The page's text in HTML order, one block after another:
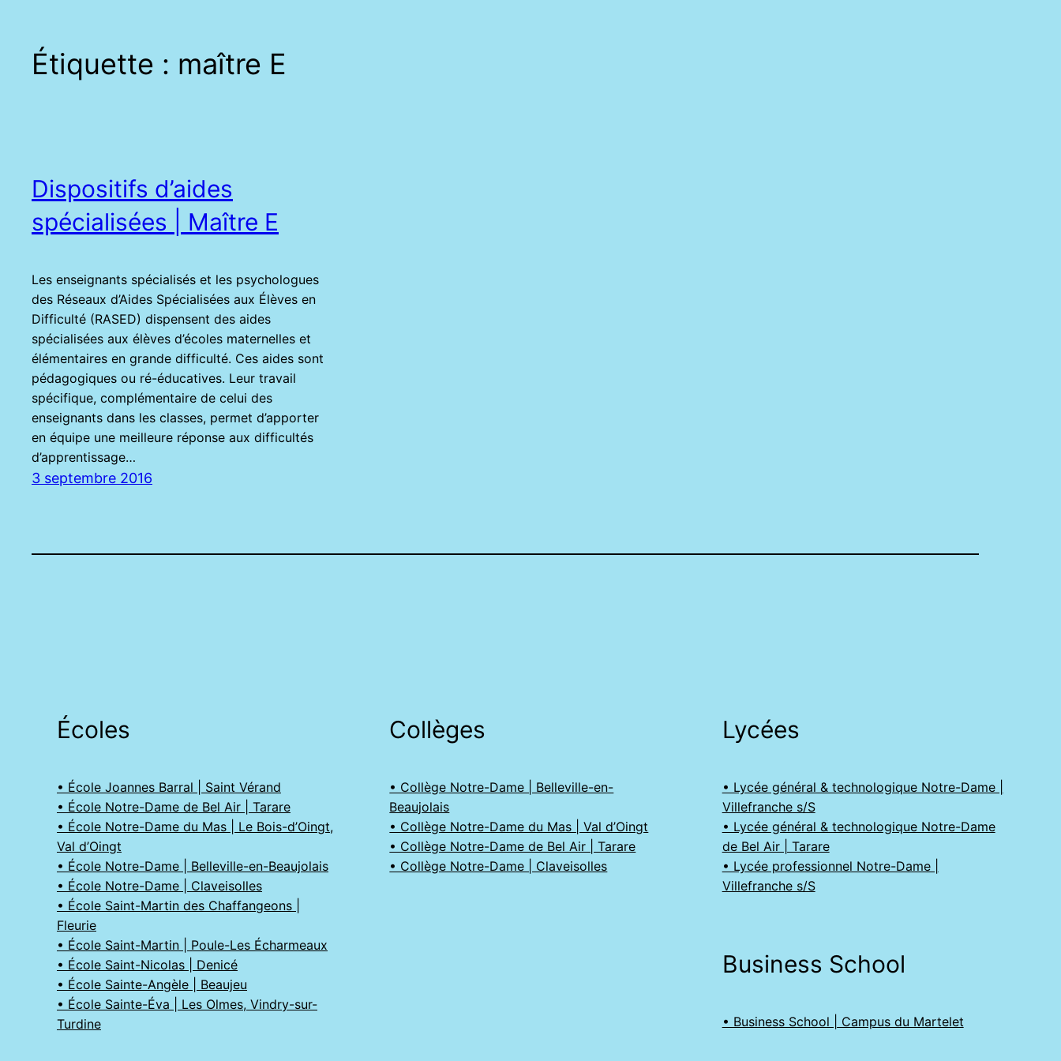
Étiquette : maître E
Dispositifs d’aides
spécialisées | Maître E
Les enseignants spécialisés et les psychologues
des Réseaux d’Aides Spécialisées aux Élèves en
Difficulté (RASED) dispensent des aides
spécialisées aux élèves d’écoles maternelles et
élémentaires en grande difficulté. Ces aides sont
pédagogiques ou ré-éducatives. Leur travail
spécifique, complémentaire de celui des
enseignants dans les classes, permet d’apporter
en équipe une meilleure réponse aux difficultés
d’apprentissage…
3 septembre 2016
Écoles
• École Joannes Barral | Saint Vérand
• École Notre-Dame de Bel Air | Tarare
• École Notre-Dame du Mas | Le Bois-d’Oingt,
Val d’Oingt
• École Notre-Dame | Belleville-en-Beaujolais
• École Notre-Dame | Claveisolles
• École Saint-Martin des Chaffangeons |
Fleurie
• École Saint-Martin | Poule-Les Écharmeaux
• École Saint-Nicolas | Denicé
• École Sainte-Angèle | Beaujeu
• École Sainte-Éva | Les Olmes, Vindry-sur-
Turdine
Collèges
• Collège Notre-Dame | Belleville-en-
Beaujolais
• Collège Notre-Dame du Mas | Val d’Oingt
• Collège Notre-Dame de Bel Air | Tarare
• Collège Notre-Dame | Claveisolles
Lycées
• Lycée général & technologique Notre-Dame |
Villefranche s/S
• Lycée général & technologique Notre-Dame
de Bel Air | Tarare
• Lycée professionnel Notre-Dame |
Villefranche s/S
Business School
• Business School | Campus du Martelet